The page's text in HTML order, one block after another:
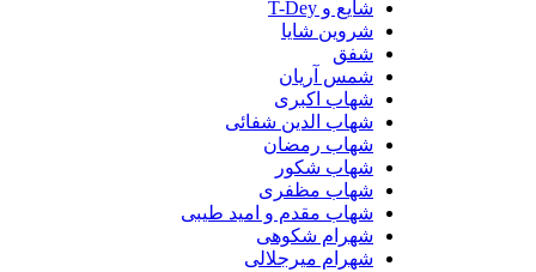
شایع و T-Dey
شروین شایا
شمس آریان
شهاب اکبری
شهاب الدین شفائی
شهاب رمضان
شهاب شکور
شهاب مظفری
شهاب مقدم و امید طیبی
شهرام شکوهی
شهرام میرجلالی